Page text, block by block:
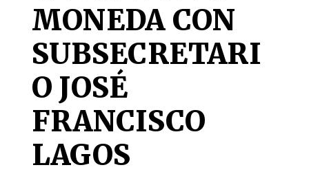
MONEDA CON
SUBSECRETARI
O JOSÉ
FRANCISCO
LAGOS